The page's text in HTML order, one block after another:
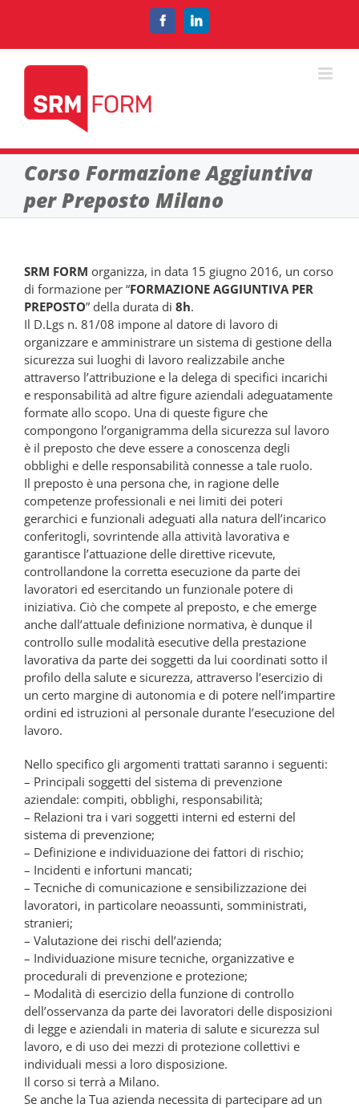
FacebookLinkedIn
Corso Formazione Aggiuntiva
per Preposto Milano
SRM FORM organizza, in data 15 giugno 2016, un corso
di formazione per “FORMAZIONE AGGIUNTIVA PER
PREPOSTO” della durata di 8h.
Il D.Lgs n. 81/08 impone al datore di lavoro di
organizzare e amministrare un sistema di gestione della
sicurezza sui luoghi di lavoro realizzabile anche
attraverso l’attribuzione e la delega di specifici incarichi
e responsabilità ad altre figure aziendali adeguatamente
formate allo scopo. Una di queste figure che
compongono l’organigramma della sicurezza sul lavoro
è il preposto che deve essere a conoscenza degli
obblighi e delle responsabilità connesse a tale ruolo.
Il preposto è una persona che, in ragione delle
competenze professionali e nei limiti dei poteri
gerarchici e funzionali adeguati alla natura dell’incarico
conferitogli, sovrintende alla attività lavorativa e
garantisce l’attuazione delle direttive ricevute,
controllandone la corretta esecuzione da parte dei
lavoratori ed esercitando un funzionale potere di
iniziativa. Ciò che compete al preposto, e che emerge
anche dall’attuale definizione normativa, è dunque il
controllo sulle modalità esecutive della prestazione
lavorativa da parte dei soggetti da lui coordinati sotto il
profilo della salute e sicurezza, attraverso l’esercizio di
un certo margine di autonomia e di potere nell’impartire
ordini ed istruzioni al personale durante l’esecuzione del
lavoro.
Nello specifico gli argomenti trattati saranno i seguenti:
– Principali soggetti del sistema di prevenzione
aziendale: compiti, obblighi, responsabilità;
– Relazioni tra i vari soggetti interni ed esterni del
sistema di prevenzione;
– Definizione e individuazione dei fattori di rischio;
– Incidenti e infortuni mancati;
– Tecniche di comunicazione e sensibilizzazione dei
lavoratori, in particolare neoassunti, somministrati,
stranieri;
– Valutazione dei rischi dell’azienda;
– Individuazione misure tecniche, organizzative e
procedurali di prevenzione e protezione;
– Modalità di esercizio della funzione di controllo
dell’osservanza da parte dei lavoratori delle disposizioni
di legge e aziendali in materia di salute e sicurezza sul
lavoro, e di uso dei mezzi di protezione collettivi e
individuali messi a loro disposizione.
Il corso si terrà a Milano.
Se anche la Tua azienda necessita di partecipare ad un